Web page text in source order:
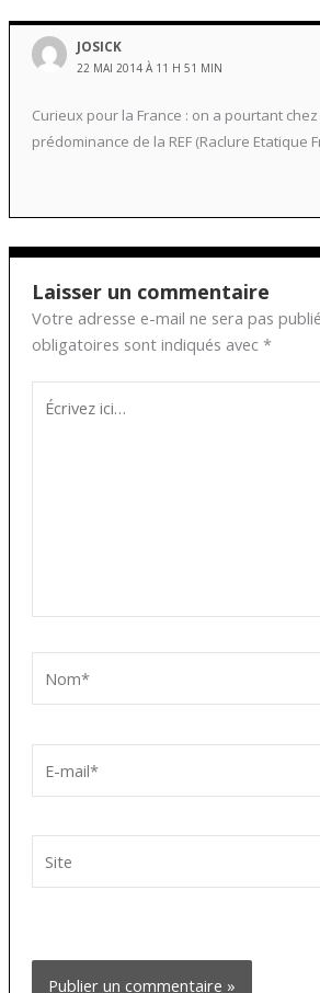
JOSICK
22 MAI 2014 À 11 H 51 MIN
Curieux pour la France : on a pourtant
prédominance de la REF (Raclure Etatique
Laisser un commentaire
Votre adresse e-mail ne sera pas
obligatoires sont indiqués avec *
ici…
mail*